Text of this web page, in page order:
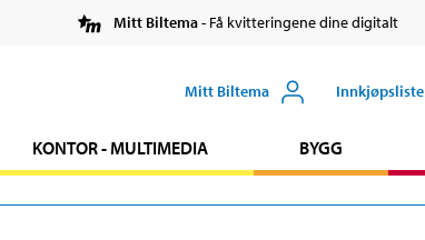
Mitt Biltema- Få kvitteringene dine digitalt
Mitt Biltema Innkjøpsliste
KONTOR - MULTIMEDIA BYGG